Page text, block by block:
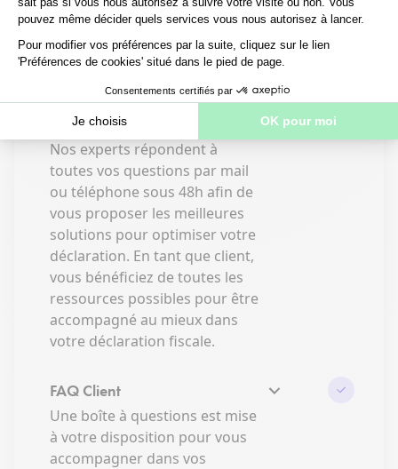
situation vous est remis avec
une projection sur 30 ans, des
conseils fiscaux et généraux
sur la LMNP, et plus encore.
Réponse sous 48h
Nos experts répondent à
toutes vos questions par mail
ou téléphone sous 48h afin de
vous proposer les meilleures
solutions pour optimiser votre
déclaration. En tant que client,
vous bénéficiez de toutes les
ressources possibles pour être
accompagné au mieux dans
votre déclaration fiscale.
FAQ Client
Une boîte à questions est mise
à votre disposition pour vous
accompagner dans vos